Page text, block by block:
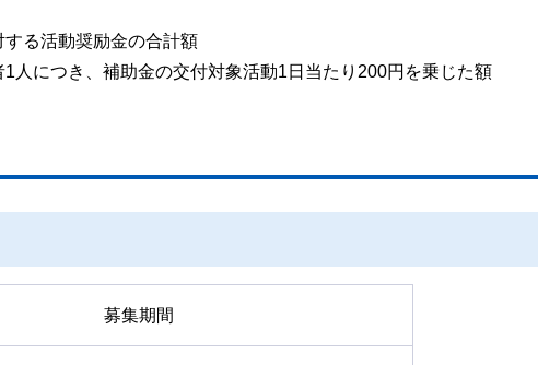
る活動奨励金の合計額
人につき、補助金の交付対象活動1日当たり200円を乗じた額
募集期間